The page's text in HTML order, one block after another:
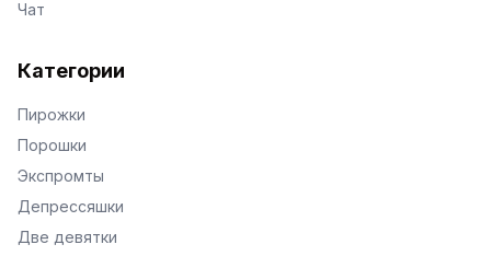
Чат
Категории
Пирожки
Порошки
Экспромты
Депрессяшки
Две девятки